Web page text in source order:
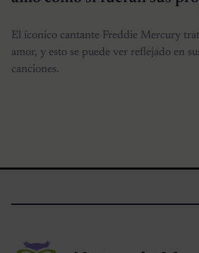
El íconico cantante Freddie Mercury
amor, y esto se puede ver reflejado en
canciones.